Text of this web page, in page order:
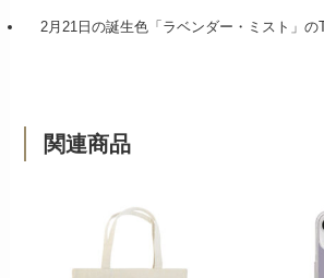
2月21日の誕生色「ラベンダー・ミスト」の
関連商品